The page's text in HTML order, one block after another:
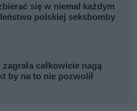
się w niemal każdym
polskiej seksbomby
zagrała całkowicie nagą
by na to nie pozwolił